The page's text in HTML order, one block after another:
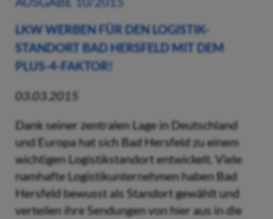
LKW WERBEN FÜR DEN LOGISTIK-
STANDORT BAD HERSFELD MIT DEM
PLUS-4-FAKTOR!
03.03.2015
Dank seiner zentralen Lage in Deutschland
und Europa hat sich Bad Hersfeld zu einem
wichtigen Logistikstandort entwickelt. Viele
namhafte Logistikunternehmen haben Bad
Hersfeld bewusst als Standort gewählt und
verteilen ihre Sendungen von hier aus in die